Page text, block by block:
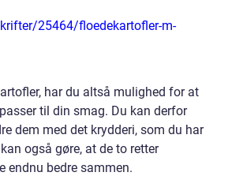
25464/floedekartofler-m-
har du altså mulighed for at
til din smag. Du kan derfor
dem med det krydderi, som du har
også gøre, at de to retter
endnu bedre sammen.